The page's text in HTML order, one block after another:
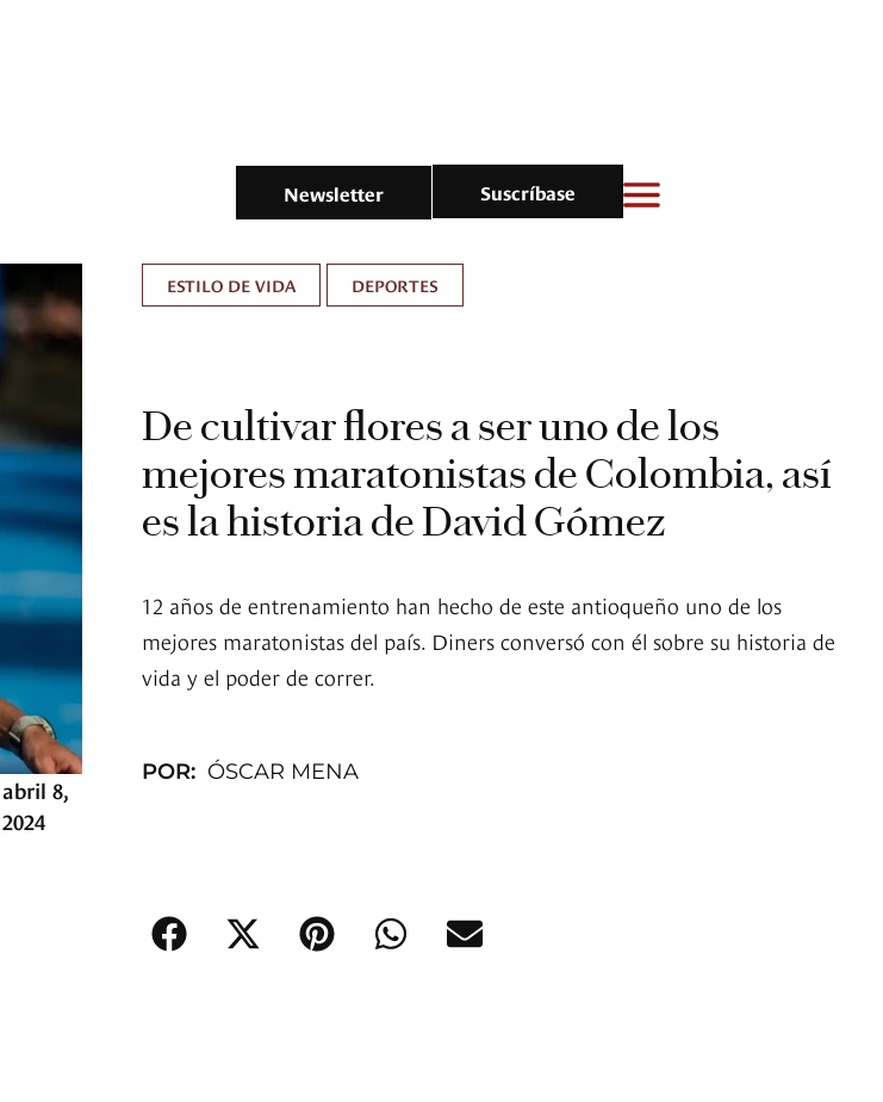
Newsletter Suscríbase
abril 8,
2024
ESTILO DE VIDA DEPORTES
De cultivar flores a ser uno de los
mejores maratonistas de Colombia, así
es la historia de David Gómez
12 años de entrenamiento han hecho de este antioqueño uno de los
mejores maratonistas del país. Diners conversó con él sobre su historia de
vida y el poder de correr.
POR: ÓSCAR MENA